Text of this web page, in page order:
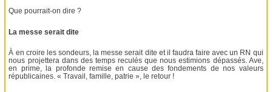
Que pourrait-on dire ?
La messe serait dite
À en croire les sondeurs, la messe serait dite et il faudra faire avec un RN qui
nous projettera dans des temps reculés que nous estimions dépassés. Ave,
en prime, la profonde remise en cause des fondements de nos valeurs
républicaines. « Travail, famille, patrie », le retour !